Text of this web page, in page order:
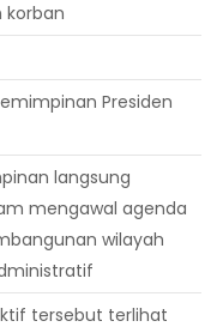
Presiden
langsung
mengawal agenda
wilayah
tersebut terlihat